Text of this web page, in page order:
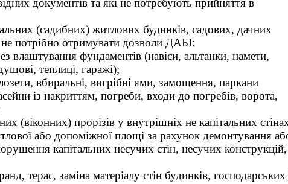
документів та які не потребують прийняття в
(садибних) житлових будинків, садових, дачних
потрібно отримувати дозволи ДАБІ:
влаштування фундаментів (навіси, альтанки, намети,
теплиці, гаражі);
вбиральні, вигрібні ями, замощення, паркани
із накриттям, погреби, входи до погребів, ворота,
(віконних) прорізів у внутрішніх не капітальних
або допоміжної площі за рахунок демонтування
капітальних несучих стін, несучих
терас, заміна матеріалу стін будинків,